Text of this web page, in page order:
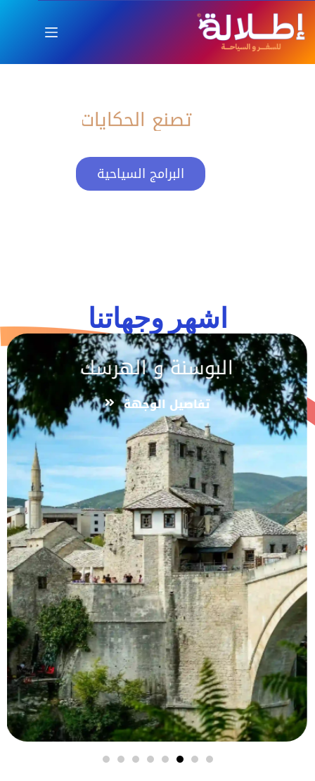
اطلالة
تصنع الحكايات
البرامج السياحية
اشهر وجهاتنا
البوسنة و الهرسك
تفاصيل الوجهة